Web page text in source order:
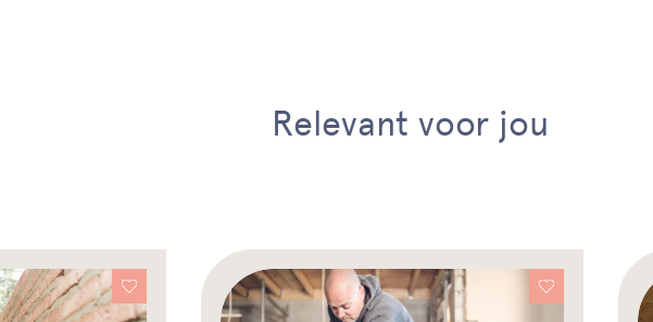
Relevant voor jou